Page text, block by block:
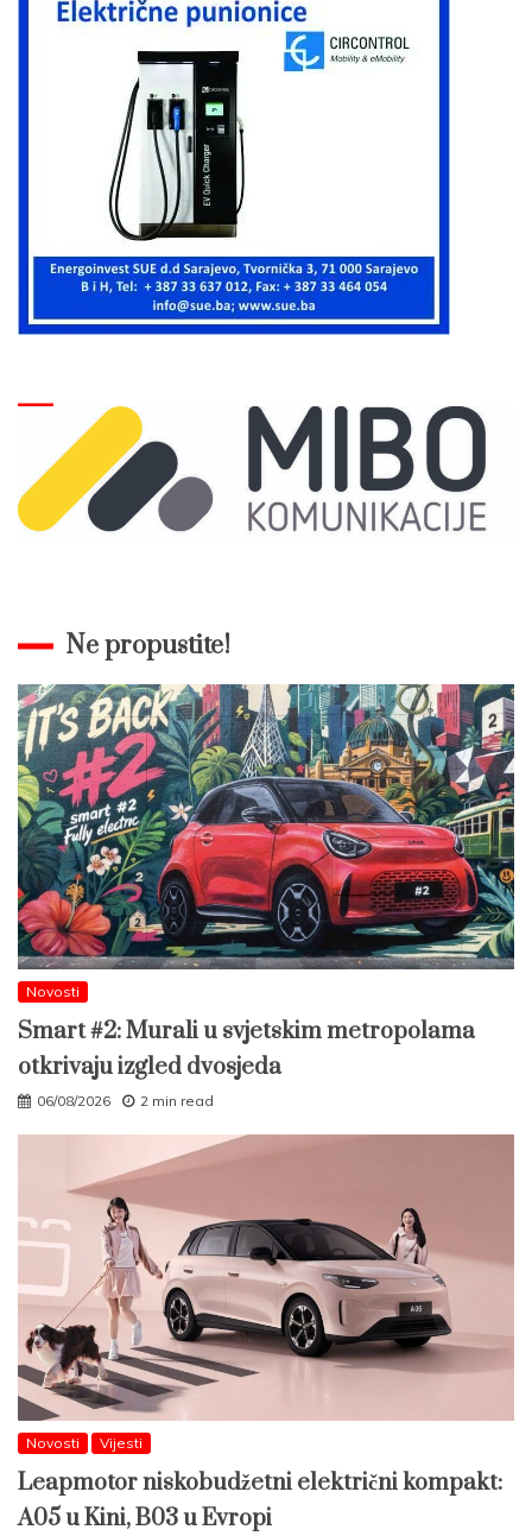
Ne propustite!
Novosti
Smart #2: Murali u svjetskim metropolama
otkrivaju izgled dvosjeda
06/08/2026 2 min read
Novosti Vijesti
Leapmotor niskobudžetni električni kompakt:
A05 u Kini, B03 u Evropi